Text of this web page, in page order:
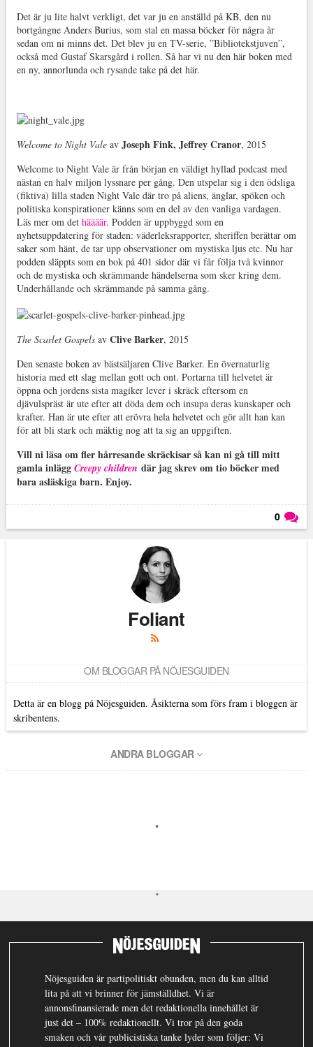
Det är ju lite halvt verkligt, det var ju en anställd på KB, den nu
bortgångne Anders Burius, som stal en massa böcker för några år
sedan om ni minns det. Det blev ju en TV-serie, ”Bibliotekstjuven”,
också med Gustaf Skarsgård i rollen. Så har vi nu den här boken med
en ny, annorlunda och rysande take på det här.
Welcome to Night Valeav Joseph Fink, Jeffrey Cranor, 2015
Welcome to Night Vale är från början en väldigt hyllad podcast med
nästan en halv miljon lyssnare per gång. Den utspelar sig i den ödsliga
(fiktiva) lilla staden Night Vale där tro på aliens, änglar, spöken och
politiska konspirationer känns som en del av den vanliga vardagen.
Läs mer om det häääär. Podden är uppbyggd som en
nyhetsuppdatering för staden: väderleksrapporter, sheriffen berättar om
saker som hänt, de tar upp observationer om mystiska ljus etc. Nu har
podden släppts som en bok på 401 sidor där vi får följa två kvinnor
och de mystiska och skrämmande händelserna som sker kring dem.
Underhållande och skrämmande på samma gång.
The Scarlet Gospelsav Clive Barker, 2015
Den senaste boken av bästsäljaren Clive Barker. En övernaturlig
historia med ett slag mellan gott och ont. Portarna till helvetet är
öppna och jordens sista magiker lever i skräck eftersom en
djävulspräst är ute efter att döda dem och insupa deras kunskaper och
krafter. Han är ute efter att erövra hela helvetet och gör allt han kan
för att bli stark och mäktig nog att ta sig an uppgiften.
Vill ni läsa om fler hårresande skräckisar så kan ni gå till mitt
gamla inlägg Creepy children där jag skrev om tio böcker med
bara asläskiga barn. Enjoy.
0
Foliant
OM BLOGGAR PÅ NÖJESGUIDEN
Detta är en blogg på Nöjesguiden. Åsikterna som förs fram i bloggen är
skribentens.
ANDRA BLOGGAR
Nöjesguiden är partipolitiskt obunden, men du kan alltid
lita på att vi brinner för jämställdhet. Vi är
annonsfinansierade men det redaktionella innehållet är
just det – 100% redaktionellt. Vi tror på den goda
smaken och vår publicistiska tanke lyder som följer: Vi